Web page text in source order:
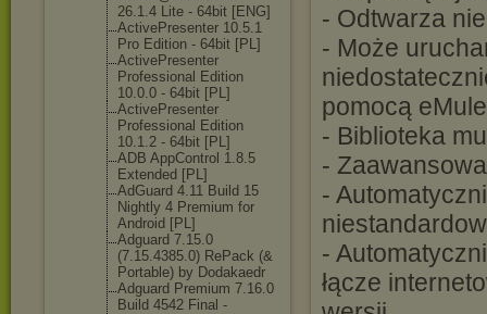
26.1.4 Lite - 64bit [ENG]
ActivePresenter 10.5.1
Pro Edition - 64bit [PL]
ActivePresenter
Professional Edition
10.0.0 - 64bit [PL]
ActivePresenter
Professional Edition
10.1.2 - 64bit [PL]
ADB AppControl 1.8.5
Extended [PL]
AdGuard 4.11 Build 15
Nightly 4 Premium for
Android [PL]
Adguard 7.15.0
(7.15.4385.0) RePack (&
Portable) by Dodakaedr
Adguard Premium 7.16.0
Build 4542 Final -
- Odtwarza
- Może
pomocą
- Biblioteka
-
-
-
łącze